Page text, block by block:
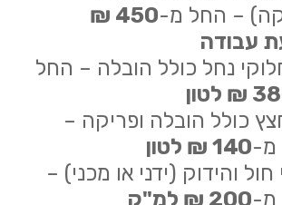
– החל מ-
450 ₪
עבודה
נחל כולל הובלה – החל
לטון
כולל הובלה ופריקה –
מ-140 ₪ לטון
חול והידוק (ידני או מכני) –
מ-200 ₪ למ"ק